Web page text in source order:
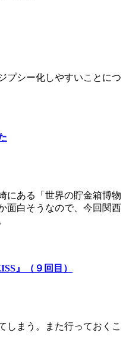
プシー化しやすいことにつ
にある「世界の貯金箱博物
面白そうなので、今回関西
』（９回目）
しまう。また行っておくこ